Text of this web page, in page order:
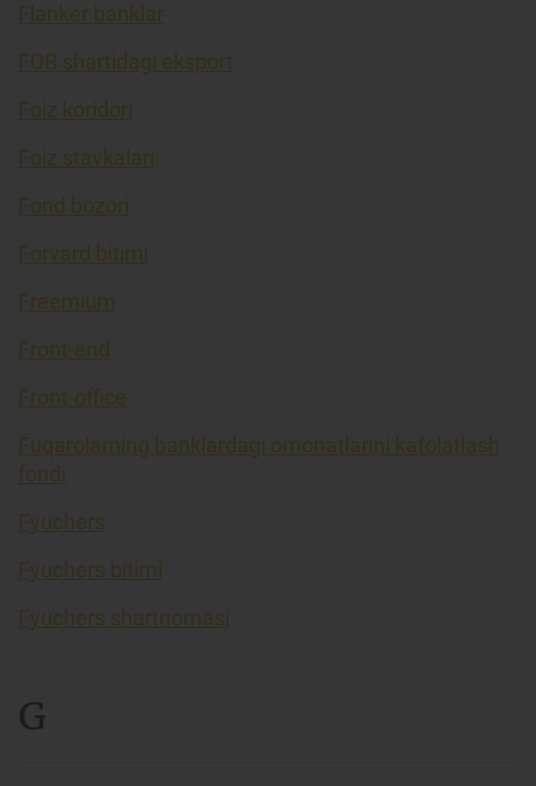
Flanker banklar
FOB shartidagi eksport
Foiz koridori
Foiz stavkalari
Fond bozori
Forvard bitimi
Freemium
Front-end
Front-office
Fuqarolarning banklardagi omonatlarini kafolatlash
fondi
Fyuchers
Fyuchers bitimi
Fyuchers shartnomasi
G